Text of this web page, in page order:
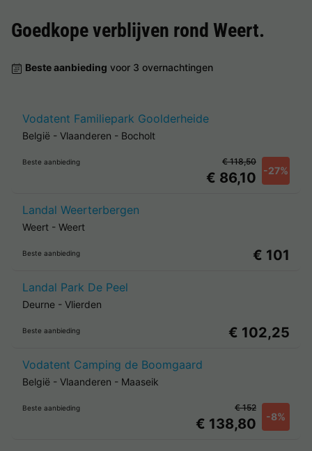
Goedkope verblijven rond Weert.
Beste aanbieding voor 3 overnachtingen
Vodatent Familiepark Goolderheide
België - Vlaanderen - Bocholt
Beste aanbieding
€ 86,10 -27%
€ 118,50
Landal Weerterbergen
Weert - Weert
Beste aanbieding € 101
Landal Park De Peel
Deurne - Vlierden
Beste aanbieding € 102,25
Vodatent Camping de Boomgaard
België - Vlaanderen - Maaseik
Beste aanbieding
€ 138,80 -8%
€ 152